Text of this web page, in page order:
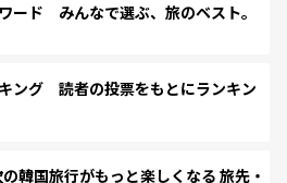
ード みんなで選ぶ、旅のベスト。
ング 読者の投票をもとにランキン
韓国旅行がもっと楽しくなる 旅先・